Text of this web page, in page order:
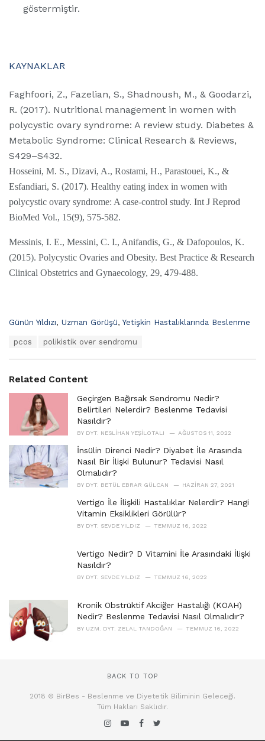
göstermiştir.
KAYNAKLAR
Faghfoori, Z., Fazelian, S., Shadnoush, M., & Goodarzi,
R. (2017). Nutritional management in women with
polycystic ovary syndrome: A review study. Diabetes &
Metabolic Syndrome: Clinical Research & Reviews,
S429–S432.
Hosseini, M. S., Dizavi, A., Rostami, H., Parastouei, K., &
Esfandiari, S. (2017). Healthy eating index in women with
polycystic ovary syndrome: A case-control study. Int J Reprod
BioMed Vol., 15(9), 575-582.
Messinis, I. E., Messini, C. I., Anifandis, G., & Dafopoulos, K.
(2015). Polycystic Ovaries and Obesity. Best Practice & Research
Clinical Obstetrics and Gynaecology, 29, 479-488.
C
o
r
i
Günün Yıldızı, Uzman Görüşü, Yetişkin Hastalıklarında Beslenme
:
pcos polikistik over sendromu
Related Content
Geçirgen Bağırsak Sendromu Nedir?
Belirtileri Nelerdir? Beslenme Tedavisi
Nasıldır?
BY DYT. NESLIHAN YEŞILOTALI AĞUSTOS 11, 2022
İnsülin Direnci Nedir? Diyabet İle Arasında
Nasıl Bir İlişki Bulunur? Tedavisi Nasıl
Olmalıdır?
BY DYT. BETÜL EBRAR GÜLCAN HAZIRAN 27, 2021
Vertigo İle İlişkili Hastalıklar Nelerdir? Hangi
Vitamin Eksiklikleri Görülür?
BY DYT. SEVDE YILDIZ TEMMUZ 16, 2022
Vertigo Nedir? D Vitamini İle Arasındaki İlişki
Nasıldır?
BY DYT. SEVDE YILDIZ TEMMUZ 16, 2022
Kronik Obstrüktif Akciğer Hastalığı (KOAH)
Nedir? Beslenme Tedavisi Nasıl Olmalıdır?
BY UZM. DYT. ZELAL TANDOĞAN TEMMUZ 16, 2022
BACK TO TOP
2018 © BirBes - Beslenme ve Diyetetik Biliminin Geleceği.
Tüm Hakları Saklıdır.